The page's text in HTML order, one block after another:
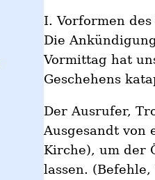
I. Vorformen des
Die
Vormittag hat
Geschehens
Der Ausrufer,
Ausgesandt von
Kirche), um der
lassen.